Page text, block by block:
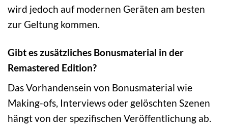
wird jedoch auf modernen Geräten am besten
zur Geltung kommen.
Gibt es zusätzliches Bonusmaterial in der
Remastered Edition?
Das Vorhandensein von Bonusmaterial wie
Making-ofs, Interviews oder gelöschten Szenen
hängt von der spezifischen Veröffentlichung ab.